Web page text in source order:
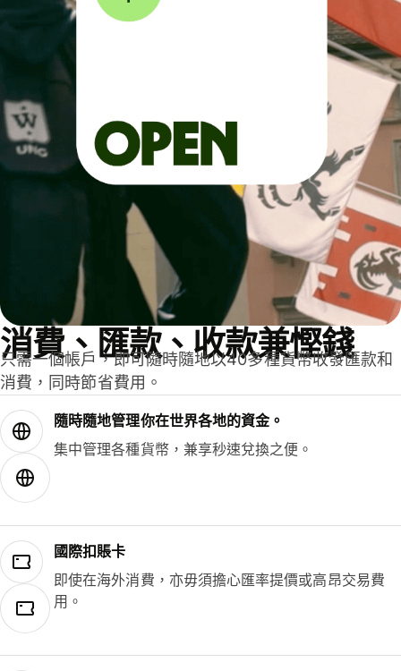
消費、匯款、收款兼慳錢
只需一個帳戶，即可隨時隨地以40多種貨幣收發匯款和
消費，同時節省費用。
隨時隨地管理你在世界各地的資金。
集中管理各種貨幣，兼享秒速兌換之便。
國際扣賬卡
即使在海外消費，亦毋須擔心匯率提價或高昂交易費
用。